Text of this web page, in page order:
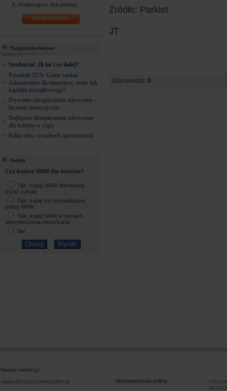
Podpisujesz dokumenty
PORÓWNAJ!
Najpopularniejsze
Studencie! 26 lat i co dalej?
Poradnik ZUS: Gdzie szukać
dokumentów do emerytury, renty lub
kapitału początkowego?
Prywatne ubezpieczenia zdrowotne –
leczenie dentystyczne
Najlepsze ubezpieczenie zdrowotne
dla kobiety w ciąży
Kilka słów o osobach uposażonych
Sonda
Czy kupisz NNW dla dziecka?
Tak, kupię NNW oferowane
przez szkołę
Tak, kupię mu indywidualną
polisę NNW
Tak, kupię NNW w ramach
ubezpieczenia mieszkania
Nie
Źródło: Parkiet
JT
Odpowiedzi: 0
Nasze serwisy:
www.ubezpieczeniaonline.pl
Ubezpieczenia online
na